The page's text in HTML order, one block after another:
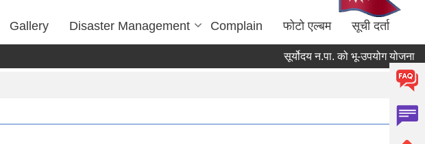
Gallery Disaster Management Complain फोटो एल्बम सूची दर्ता
सूर्योदय न.पा. को भू-उपयोग योजना